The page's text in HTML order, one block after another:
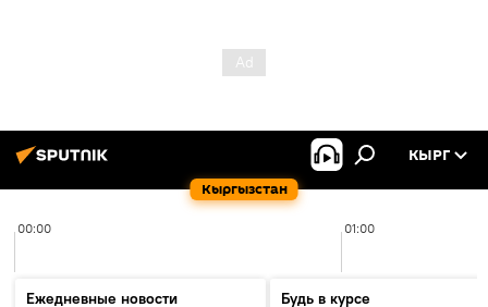
Кыргызстан
КЫРГ
00:00 01:00
Ежедневные новости
Будь в курсе